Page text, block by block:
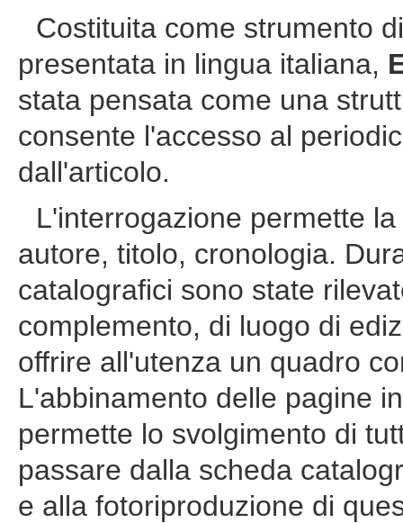
Costituita come strumento
presentata in lingua italiana,
stata pensata come una
consente l'accesso al
dall'articolo.
L'interrogazione permette
autore, titolo, cronologia.
catalografici sono state
complemento, di luogo di
offrire all'utenza un quadro
L'abbinamento delle pagine
permette lo svolgimento di
passare dalla scheda
e alla fotoriproduzione di